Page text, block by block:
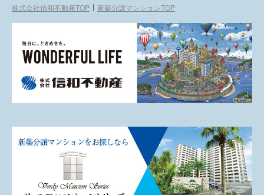
株式会社信和不動産TOP 新築分譲マンションTOP